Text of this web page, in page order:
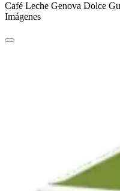
Café Leche Genova Dolce
Imágenes